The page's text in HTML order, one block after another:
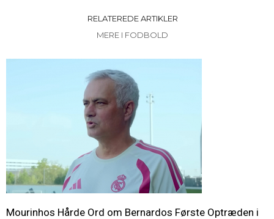
RELATEREDE ARTIKLER
MERE I FODBOLD
Mourinhos Hårde Ord om Bernardos Første Optræden i